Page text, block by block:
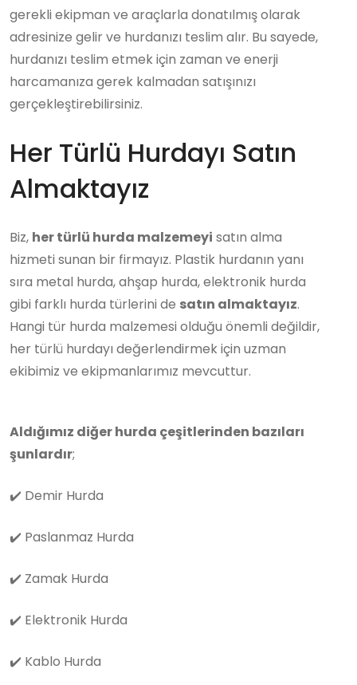
gerekli ekipman ve araçlarla donatılmış olarak
adresinize gelir ve hurdanızı teslim alır. Bu sayede,
hurdanızı teslim etmek için zaman ve enerji
harcamanıza gerek kalmadan satışınızı
gerçekleştirebilirsiniz.
Her Türlü Hurdayı Satın
Almaktayız
Biz, her türlü hurda malzemeyi satın alma
hizmeti sunan bir firmayız. Plastik hurdanın yanı
sıra metal hurda, ahşap hurda, elektronik hurda
gibi farklı hurda türlerini de satın almaktayız.
Hangi tür hurda malzemesi olduğu önemli değildir,
her türlü hurdayı değerlendirmek için uzman
ekibimiz ve ekipmanlarımız mevcuttur.
Aldığımız diğer hurda çeşitlerinden bazıları
şunlardır;
✔️ Demir Hurda
✔️ Paslanmaz Hurda
✔️ Zamak Hurda
✔️ Elektronik Hurda
✔️ Kablo Hurda